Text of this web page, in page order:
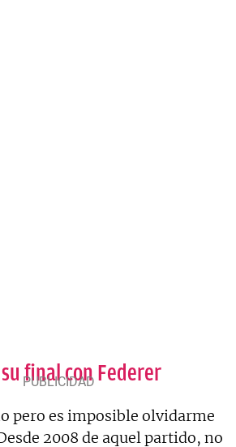
final con Federer
pero es imposible olvidarme
2008 de aquel partido, no